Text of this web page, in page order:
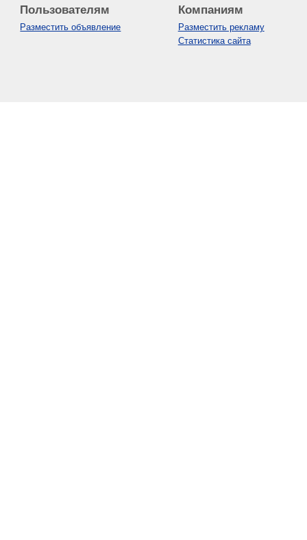
Пользователям
Разместить объявление
Компаниям
Разместить рекламу
Статистика сайта